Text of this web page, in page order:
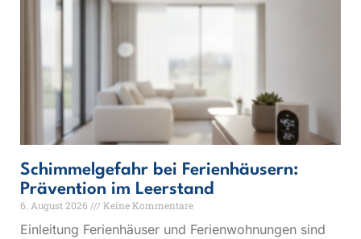
Schimmelgefahr bei Ferienhäusern:
Prävention im Leerstand
6. August 2026 Keine Kommentare
Einleitung Ferienhäuser und Ferienwohnungen sind